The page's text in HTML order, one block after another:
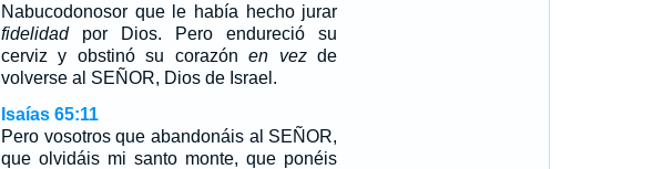
Nabucodonosor que le había hecho jurar
fidelidadpor Dios. Pero endureció su
cerviz y obstinó su corazónen vezde
volverse al SEÑOR, Dios de Israel.
Isaías 65:11
Pero vosotros que abandonáis al SEÑOR,
que olvidáis mi santo monte, que ponéis